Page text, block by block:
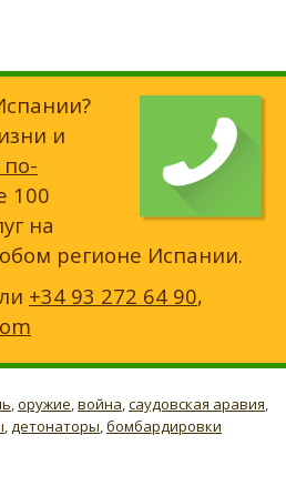
и
100
на
регионе Испании.
+34 93 272 64 90,
,оружие,война,саудовская аравия,
детонаторы бомбардировки